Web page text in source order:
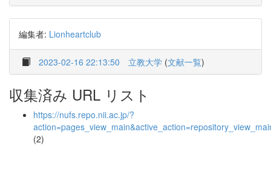
編集者: Lionheartclub
2023-02-16 22:13:50 立教大学 (文献一覧)
収集済み URL リスト
https://nufs.repo.nii.ac.jp/?
(2)